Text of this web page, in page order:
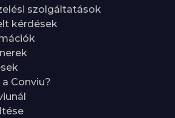
szolgáltatások
kérdések
Conviu?